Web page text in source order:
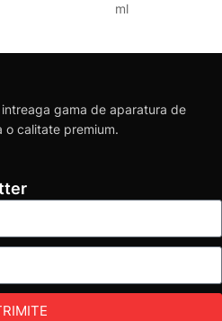
ml
gama de aparatura de
o calitate premium.